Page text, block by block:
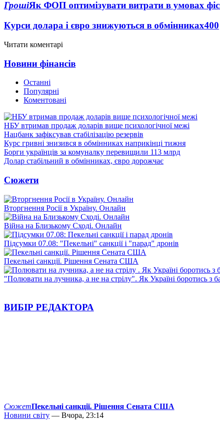
ГрошіЯк ФОП оптимізувати витрати в умовах
Курси долара і євро знижуються в обмінниках400
Читати коментарі
Новини фінансів
Останні
Популярні
Коментовані
НБУ втримав продаж доларів вище психологічної межі
Нацбанк зафіксував стабілізацію резервів
Курс гривні знизився в обмінниках наприкінці тижня
Борги українців за комуналку перевищили 113 млрд
Долар стабільний в обмінниках, євро дорожчає
Сюжети
Вторгнення Росії в Україну. Онлайн
Війна на Близькому Сході. Онлайн
Підсумки 07.08: "Пекельні" санкції і "парад" дронів
Пекельні санкції. Рішення Сената США
"Полювати на лучника, а не на стрілу". Як Україні боротись з
ВИБІР РЕДАКТОРА
СюжетПекельні санкції. Рішення Сената США
Новини світу — Вчора, 23:14